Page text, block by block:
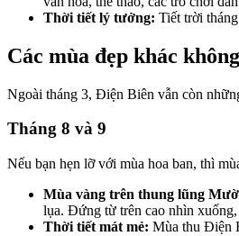
Thời tiết lý tưởng: Tiết trời
Các mùa đẹp khác
Ngoài tháng 3, Điện Biên vẫn còn
Tháng 8 và 9
Nếu bạn hẹn lỡ với mùa hoa ban, thì
Mùa vàng trên thung lũng
lụa. Đứng từ trên cao nhìn
Thời tiết mát mẻ: Mùa thu Điện